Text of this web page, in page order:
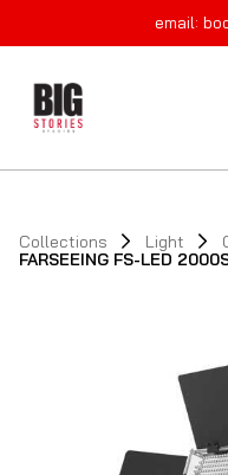
email:
Collections Light
FARSEEING FS-LED